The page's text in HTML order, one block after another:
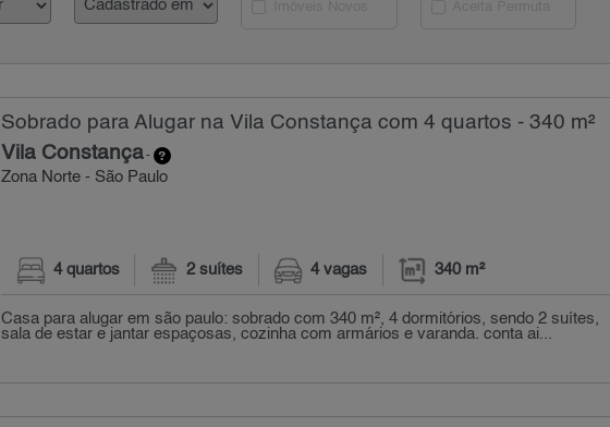
Sobrado para Alugar na Vila Constança com 4 quartos - 340 m²
Vila Constança-
Zona Norte - São Paulo
4 quartos 2 suítes 4 vagas 340 m²
Casa para alugar em são paulo: sobrado com 340 m², 4 dormitórios, sendo 2 suítes,
sala de estar e jantar espaçosas, cozinha com armários e varanda. conta ai...